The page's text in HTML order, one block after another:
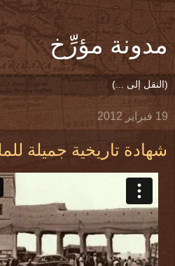
مدونة مؤرِّخ
19 فبراير 2012
شهادة تاريخية جميلة